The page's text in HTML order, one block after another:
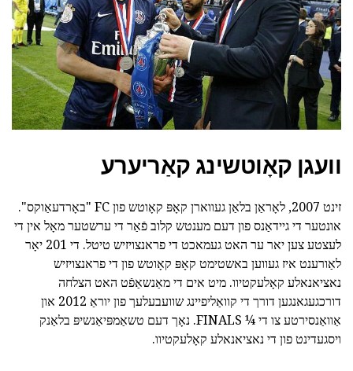
וועגן קאָוטשינג קאַריערע
זינט 2007, לאָראַן בלאַן געווארן קאָפּ קאָוטש פון FC "באָרדעאַוקס".
אונטער די גיידאַנס פון דעם מענטש קלוב פֿאַר די ערשטער מאָל אין די
לעצטע צען יאר ער האט געמאכט די פראנצויזיש טיטל. די 201 יאָר
לאַורענט איז געווען באשטימט קאָפּ קאָוטש פון די פראנצויזיש
נאציאנאלע קאָלעקטיוו. מיט אים די מאַנשאַפֿט האט הצלחה
דורכגעגאנגען דורך די קוואַליפיינג שוועבעלעך פון יוראַ 2012 און
אַוואַנסירטע צו די ¼ FINALS. נאָך דעם טשאַמפּיאַנשיפּ בלאַנק
ויסגעדינט פון די נאציאנאלע קאָלעקטיוו.